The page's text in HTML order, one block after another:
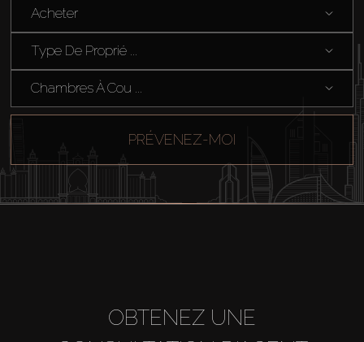
Acheter
Acheter
Type De Proprié ...
Chambres À Cou ...
PRÉVENEZ-MOI
OBTENEZ UNE